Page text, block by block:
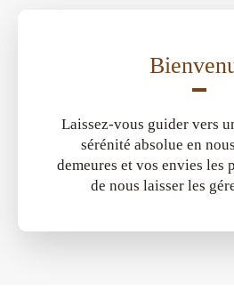
Laissez-vous guider vers
sérénité absolue en
demeures et vos envies les
de nous laisser les